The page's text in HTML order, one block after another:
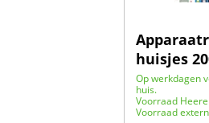
huisjes
Op werkdagen
huis.
Voorraad
Voorraad